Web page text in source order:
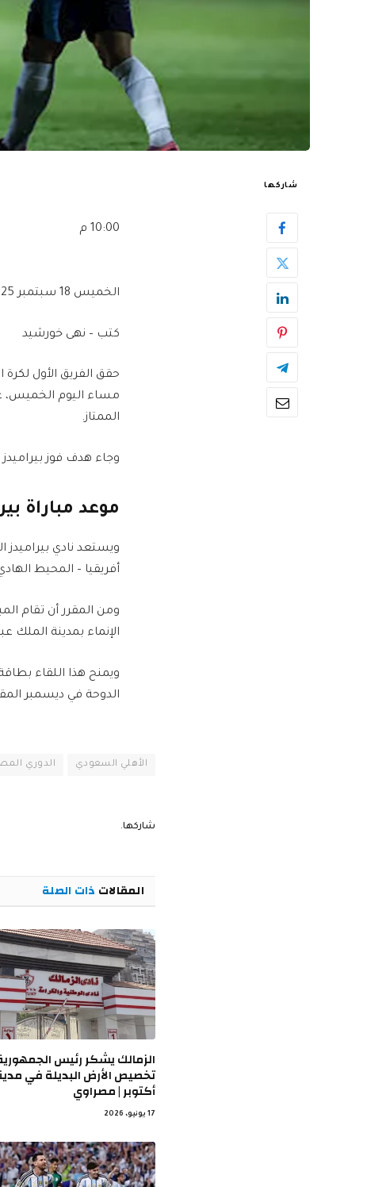
شاركها
10:00 م
الخميس 18 سبتمبر 2025
كتب – نهى خورشيد
حقق الفريق الأول لكرة
مساء اليوم الخميس،
الممتاز.
وجاء هدف فوز بيراميدز اليوم
موعد مباراة
ويستعد نادي
أفريقيا – المحيط
الإنماء بمدينة الملك
ويمنح هذا اللقاء
الدوحة في ديسمبر
الأهلي السعودي الدوري
شاركها.
المقالات ذات الصلة
الزمالك يشكر رئيس
تخصيص الأرض البديلة في
أكتوبر | مصراوي
17 يونيو، 2026